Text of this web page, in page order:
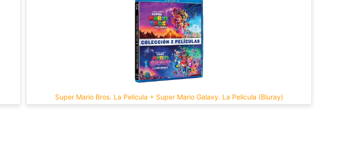
Super Mario Bros. La Película + Super Mario Galaxy. La Película (Bluray)